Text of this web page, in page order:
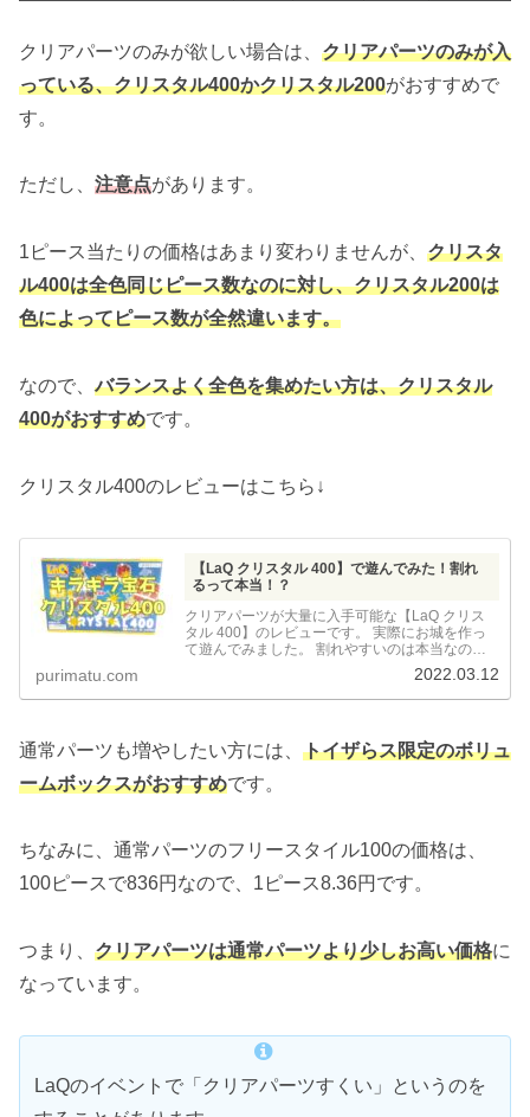
クリアパーツのみが欲しい場合は、 クリアパーツのみが入
っている、クリスタル400かクリスタル200がおすすめで
す。
ただし、 注意点があります。
1ピース当たりの価格はあまり変わりませんが、 クリスタ
ル400は全色同じピース数なのに対し、クリスタル200は
色によってピース数が全然違います。
なので、バランスよく全色を集めたい方は、クリスタル
400がおすすめです。
クリスタル400のレビューはこちら↓
【LaQ クリスタル 400】で遊んでみた！割れ
るって本当！？
クリアパーツが大量に入手可能な【LaQ クリス
タル 400】のレビューです。 実際にお城を作っ
て遊んでみました。 割れやすいのは本当なの
purimatu.com 2022.03.12
通常パーツも増やしたい方には、 トイザらス限定のボリュ
ームボックスがおすすめです。
ちなみに、通常パーツのフリースタイル100の価格は、
100ピースで836円なので、1ピース8.36円です。
つまり、 クリアパーツは通常パーツより少しお高い価格に
なっています。
LaQのイベントで「クリアパーツすくい」というのを